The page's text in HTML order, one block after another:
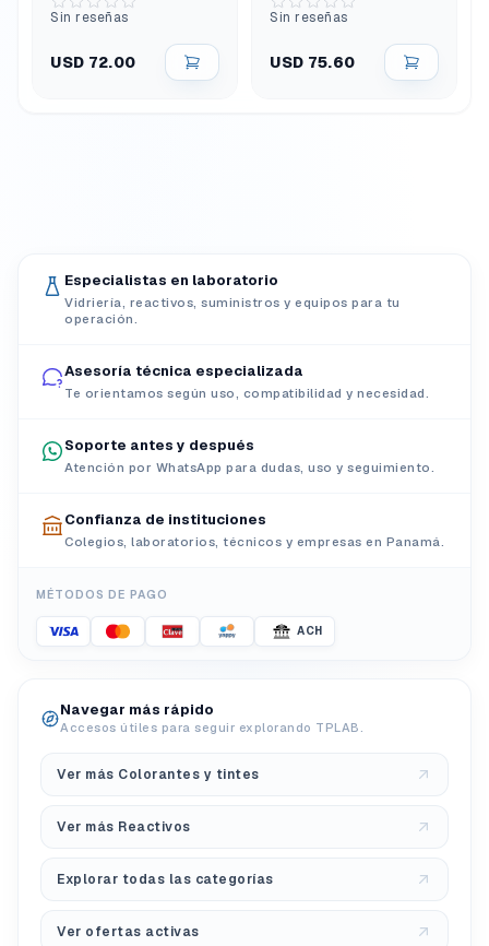
Sin reseñas
USD 72.00
Sin reseñas
USD 75.60
Especialistas en laboratorio
Vidriería, reactivos, suministros y equipos para tu
operación.
Asesoría técnica especializada
Te orientamos según uso, compatibilidad y necesidad.
Soporte antes y después
Atención por WhatsApp para dudas, uso y seguimiento.
Confianza de instituciones
Colegios, laboratorios, técnicos y empresas en Panamá.
MÉTODOS DE PAGO
ACH
Navegar más rápido
Accesos útiles para seguir explorando TPLAB.
Ver más Colorantes y tintes
Ver más Reactivos
Explorar todas las categorías
Ver ofertas activas